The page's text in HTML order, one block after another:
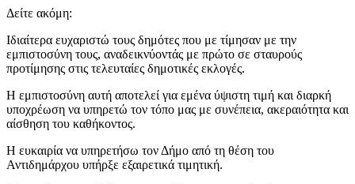
Δείτε ακόμη:
Ιδιαίτερα ευχαριστώ τους δημότες που με τίμησαν με την
εμπιστοσύνη τους, αναδεικνύοντάς με πρώτο σε σταυρούς
προτίμησης στις τελευταίες δημοτικές εκλογές.
Η εμπιστοσύνη αυτή αποτελεί για εμένα ύψιστη τιμή και διαρκή
υποχρέωση να υπηρετώ τον τόπο μας με συνέπεια, ακεραιότητα και
αίσθηση του καθήκοντος.
Η ευκαιρία να υπηρετήσω τον Δήμο από τη θέση του
Αντιδημάρχου υπήρξε εξαιρετικά τιμητική.